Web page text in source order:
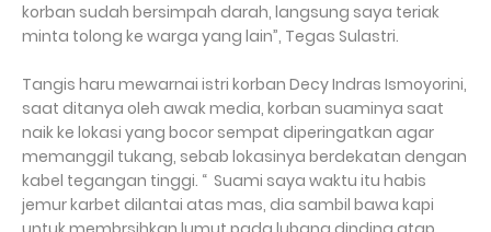
korban sudah bersimpah darah, langsung saya teriak
minta tolong ke warga yang lain”, Tegas Sulastri.
Tangis haru mewarnai istri korban Decy Indras Ismoyorini,
saat ditanya oleh awak media, korban suaminya saat
naik ke lokasi yang bocor sempat diperingatkan agar
memanggil tukang, sebab lokasinya berdekatan dengan
kabel tegangan tinggi. “ Suami saya waktu itu habis
jemur karbet dilantai atas mas, dia sambil bawa kapi